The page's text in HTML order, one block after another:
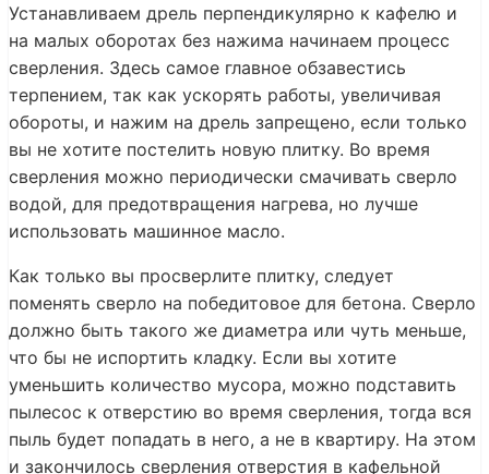
Устанавливаем дрель перпендикулярно к кафелю и
на малых оборотах без нажима начинаем процесс
сверления. Здесь самое главное обзавестись
терпением, так как ускорять работы, увеличивая
обороты, и нажим на дрель запрещено, если только
вы не хотите постелить новую плитку. Во время
сверления можно периодически смачивать сверло
водой, для предотвращения нагрева, но лучше
использовать машинное масло.
Как только вы просверлите плитку, следует
поменять сверло на победитовое для бетона. Сверло
должно быть такого же диаметра или чуть меньше,
что бы не испортить кладку. Если вы хотите
уменьшить количество мусора, можно подставить
пылесос к отверстию во время сверления, тогда вся
пыль будет попадать в него, а не в квартиру. На этом
и закончилось сверления отверстия в кафельной